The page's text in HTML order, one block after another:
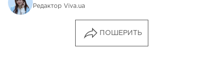
Редактор Viva.ua
ПОШЕРИТЬ